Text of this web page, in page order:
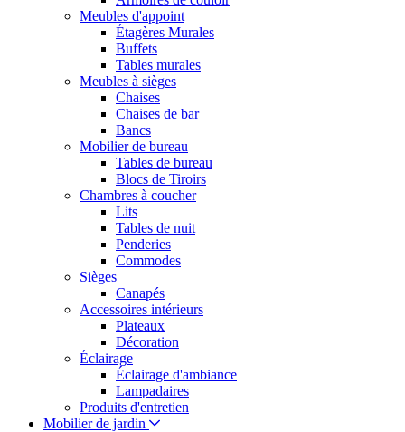
Meubles d'appoint
Étagères Murales
Buffets
Tables murales
Meubles à sièges
Chaises
Chaises de bar
Bancs
Mobilier de bureau
Tables de bureau
Blocs de Tiroirs
Chambres à coucher
Lits
Tables de nuit
Penderies
Commodes
Sièges
Canapés
Accessoires intérieurs
Plateaux
Décoration
Éclairage
Éclairage d'ambiance
Lampadaires
Produits d'entretien
Mobilier de jardin